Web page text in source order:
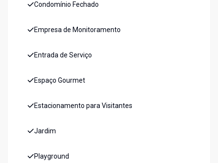
Condomínio Fechado
Empresa de Monitoramento
Entrada de Serviço
Espaço Gourmet
Estacionamento para Visitantes
Jardim
Playground